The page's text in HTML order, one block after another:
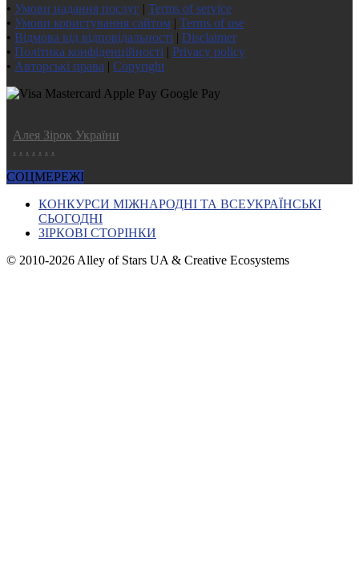
• Умови надання послуг | Terms of service
• Умови користування сайтом | Terms of use
• Відмова від відповідальності | Disclaimer
• Політика конфіденційності | Privacy policy
• Авторські права | Copyright
Алея Зірок України
. . . . . . .
СОЦМЕРЕЖІ
КОНКУРСИ МІЖНАРОДНІ ТА ВСЕУКРАЇНСЬКІ
СЬОГОДНІ
ЗІРКОВІ СТОРІНКИ
© 2010-2026 Alley of Stars UA & Creative Ecosystems